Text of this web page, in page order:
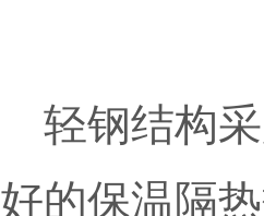
轻钢结构采
好的保温隔